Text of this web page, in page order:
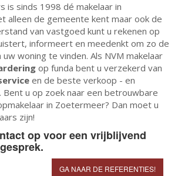
is sinds 1998 dé makelaar in
alleen de gemeente kent maar ook de
van vastgoed kunt u rekenen op
informeert en meedenkt om zo de
woning te vinden. Als NVM makelaar
op funda bent u verzekerd van
en de beste verkoop - en
Bent u op zoek naar een betrouwbare
in Zoetermeer? Dan moet u
zijn!
op voor een vrijblijvend
GA NAAR DE REFERENTIES!